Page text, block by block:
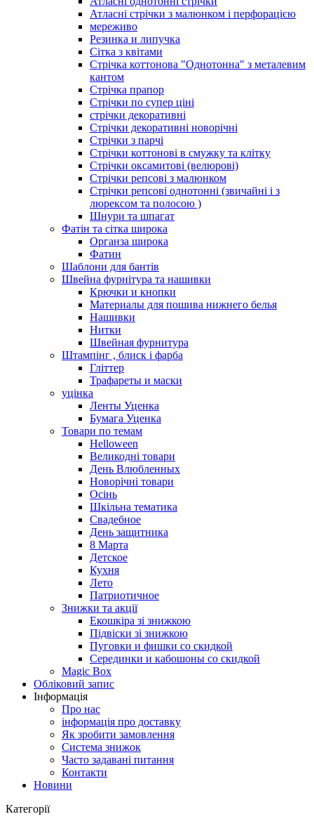
Атласні стрічки з малюнком і перфорацією
мереживо
Резинка и липучка
Сітка з квітами
Стрічка коттонова "Однотонна" з металевим
кантом
Стрічка прапор
Стрічки по супер ціні
стрічки декоративні
Стрічки декоративні новорічні
Стрічки з парчі
Стрічки коттонові в смужку та клітку
Стрічки оксамитові (велюрові)
Стрічки репсові з малюнком
Стрічки репсові однотонні (звичайні і з
люрексом та полосою )
Шнури та шпагат
Фатін та сітка широка
Органза широка
Фатин
Шаблони для бантів
Швейна фурнітура та нашивки
Крючки и кнопки
Материалы для пошива нижнего белья
Нашивки
Нитки
Швейная фурнитура
Штампінг , блиск і фарба
Гліттер
Трафареты и маски
уцінка
Ленты Уценка
Бумага Уценка
Товари по темам
Helloween
Великодні товари
День Влюбленных
Новорічні товари
Осінь
Шкільна тематика
Свадебное
День защитника
8 Марта
Детское
Кухня
Лето
Патриотичное
Знижки та акції
Екошкіра зі знижкою
Підвіски зі знижкою
Пуговки и фишки со скидкой
Серединки и кабошоны со скидкой
Magic Box
Обліковий запис
Інформація
Про нас
інформація про доставку
Як зробити замовлення
Система знижок
Часто задавані питання
Контакти
Новини
Категорії